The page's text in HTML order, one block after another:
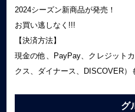
2024シーズン新商品が発売！
お買い逃しなく!!!
【決済方法】
現金の他、
PayPay、クレジット
クス、ダイナース、
DISCOVER）
グ